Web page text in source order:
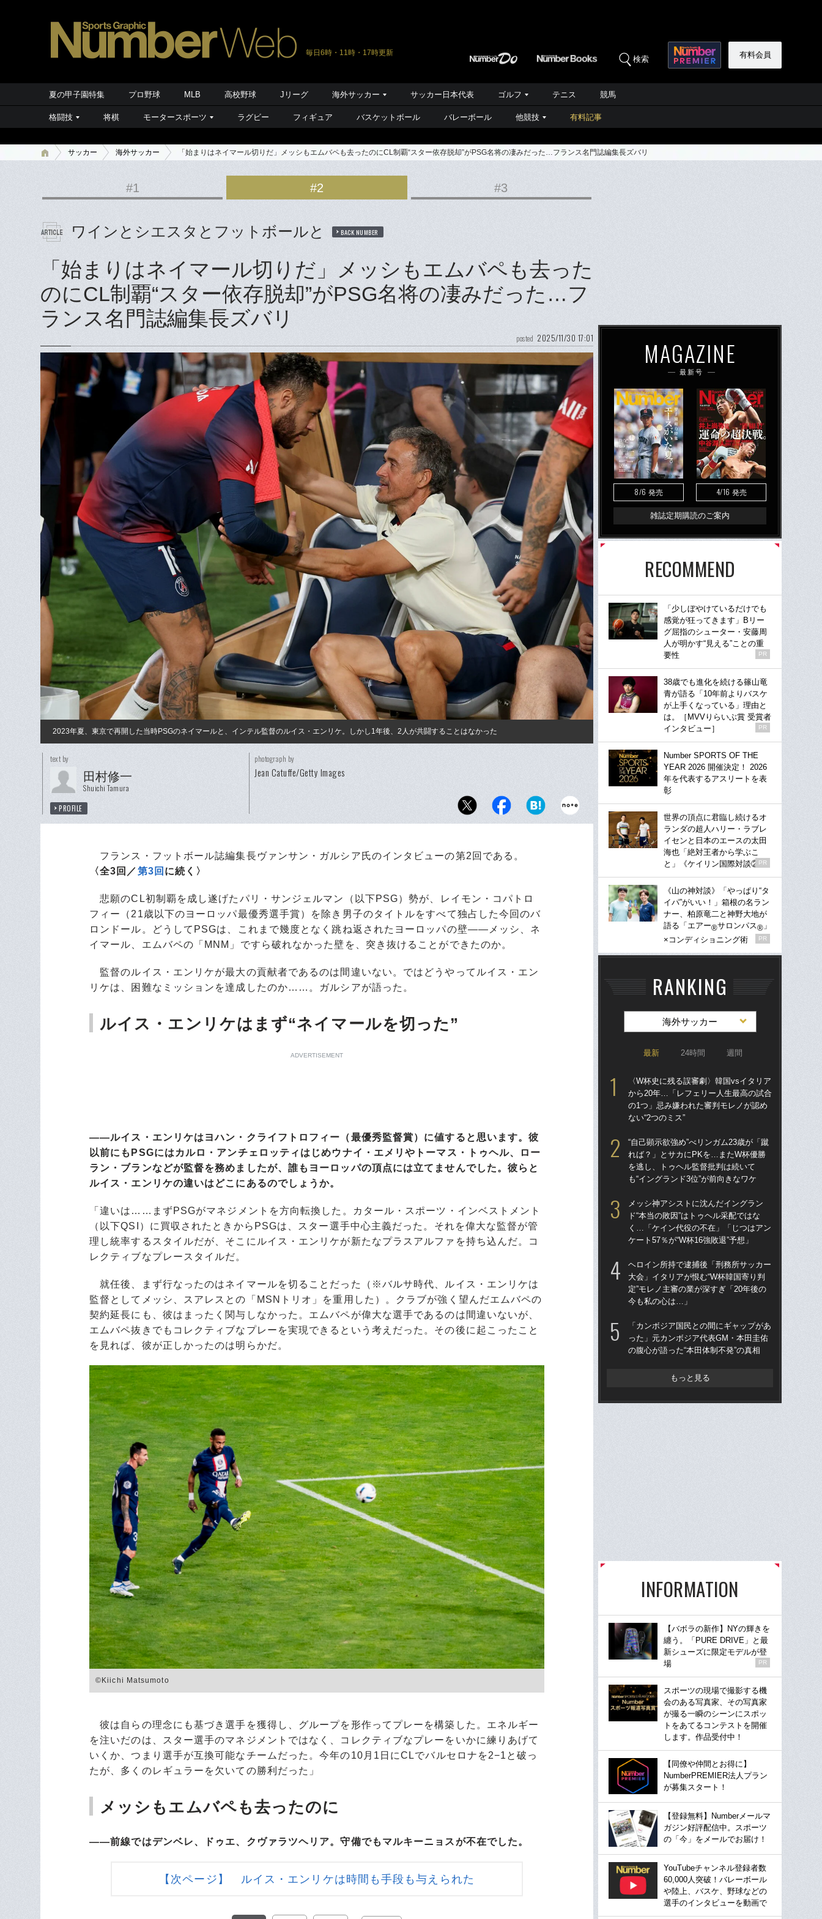
毎日6時・11時・17時更新
検索 有料会員
夏の甲子園特集 プロ野球 MLB 高校野球 Jリーグ 海外サッカー サッカー日本代表 ゴルフ テニス 競馬
格闘技 将棋 モータースポーツ ラグビー フィギュア バスケットボール バレーボール 他競技 有料記事
サッカー 海外サッカー 「始まりはネイマール切りだ」メッシもエムバペも去ったのにCL制覇“スター依存脱却”がPSG名将の凄みだった…フランス名門誌編集長ズバリ
#1 #2 #3
ワインとシエスタとフットボールと BACK NUMBER
「始まりはネイマール切りだ」メッシもエムバペも去った
のにCL制覇“スター依存脱却”がPSG名将の凄みだった…フ
ランス名門誌編集長ズバリ
posted 2025/11/30 17:01
2023年夏、東京で再開した当時PSGのネイマールと、インテル監督のルイス・エンリケ。しかし1年後、2人が共闘することはなかった
text by
田村修一
Shuichi Tamura
PROFILE
photograph by
Jean Catuffe/Getty Images
フランス・フットボール誌編集長ヴァンサン・ガルシア氏のインタビューの第2回である。
〈全3回／ 第3回 に続く〉
悲願のCL初制覇を成し遂げたパリ・サンジェルマン（以下PSG）勢が、レイモン・コパトロ
フィー（21歳以下のヨーロッパ最優秀選手賞）を除き男子のタイトルをすべて独占した今回のバ
ロンドール。どうしてPSGは、これまで幾度となく跳ね返されたヨーロッパの壁――メッシ、ネ
イマール、エムバペの「MNM」ですら破れなかった壁を、突き抜けることができたのか。
監督のルイス・エンリケが最大の貢献者であるのは間違いない。ではどうやってルイス・エン
リケは、困難なミッションを達成したのか……。ガルシアが語った。
ルイス・エンリケはまず“ネイマールを切った”
ADVERTISEMENT
――ルイス・エンリケはヨハン・クライフトロフィー（最優秀監督賞）に値すると思います。彼
以前にもPSGにはカルロ・アンチェロッティはじめウナイ・エメリやトーマス・トゥヘル、ロー
ラン・ブランなどが監督を務めましたが、誰もヨーロッパの頂点には立てませんでした。彼らと
ルイス・エンリケの違いはどこにあるのでしょうか。
「違いは……まずPSGがマネジメントを方向転換した。カタール・スポーツ・インベストメント
（以下QSI）に買収されたときからPSGは、スター選手中心主義だった。それを偉大な監督が管
理し統率するスタイルだが、そこにルイス・エンリケが新たなプラスアルファを持ち込んだ。コ
レクティブなプレースタイルだ。
就任後、まず行なったのはネイマールを切ることだった（※バルサ時代、ルイス・エンリケは
監督としてメッシ、スアレスとの「MSNトリオ」を重用した）。クラブが強く望んだエムバペの
契約延長にも、彼はまったく関与しなかった。エムバペが偉大な選手であるのは間違いないが、
エムバペ抜きでもコレクティブなプレーを実現できるという考えだった。その後に起こったこと
を見れば、彼が正しかったのは明らかだ。
©Kiichi Matsumoto
彼は自らの理念にも基づき選手を獲得し、グループを形作ってプレーを構築した。エネルギー
を注いだのは、スター選手のマネジメントではなく、コレクティブなプレーをいかに練りあげて
いくか、つまり選手が互換可能なチームだった。今年の10月1日にCLでバルセロナを2−1と破っ
たが、多くのレギュラーを欠いての勝利だった」
メッシもエムバペも去ったのに
――前線ではデンベレ、ドゥエ、クヴァラツヘリア。守備でもマルキーニョスが不在でした。
【次ページ】 ルイス・エンリケは時間も手段も与えられた
MAGAZINE
最新号
8/6 発売 4/16 発売
雑誌定期購読のご案内
RECOMMEND
「少しぼやけているだけでも
感覚が狂ってきます」Bリー
グ屈指のシューター・安藤周
人が明かす“見える”ことの重
要性
PR
38歳でも進化を続ける篠山竜
青が語る「10年前よりバスケ
が上手くなっている」理由と
は。［MVVりらいぶ賞 受賞者
インタビュー］
PR
Number SPORTS OF THE
YEAR 2026 開催決定！ 2026
年を代表するアスリートを表
彰
世界の頂点に君臨し続けるオ
ランダの超人ハリー・ラブレ
イセンと日本のエースの太田
海也「絶対王者から学ぶこ
と」《ケイリン国際対談②》
PR
《山の神対談》「やっぱり“タ
イパ”がいい！」箱根の名ラン
ナー、柏原竜二と神野大地が
語る「エアー®サロンパス® 」
×コンディショニング術
PR
RANKING
海外サッカー
最新 24時間 週間
〈W杯史に残る誤審劇〉韓国vsイタリア
から20年…「レフェリー人生最高の試合
の1つ」忌み嫌われた審判モレノが認め
ない“2つのミス”
“自己顕示欲強め”べリンガム23歳が「蹴
れば？」とサカにPKを…またW杯優勝
を逃し、トゥヘル監督批判は続いて
も“イングランド3位”が前向きなワケ
メッシ神アシストに沈んだイングラン
ド“本当の敗因”はトゥヘル采配ではな
く…「ケイン代役の不在」「じつはアン
ケート57％が“W杯16強敗退”予想」
ヘロイン所持で逮捕後「刑務所サッカー
大会」イタリアが恨む“W杯韓国寄り判
定”モレノ主審の業が深すぎ「20年後の
今も私の心は…」
「カンボジア国民との間にギャップがあ
った」元カンボジア代表GM・本田圭佑
の腹心が語った“本田体制不発”の真相
もっと見る
INFORMATION
【バボラの新作】NYの輝きを
纏う。「PURE DRIVE」と最
新シューズに限定モデルが登
場
PR
スポーツの現場で撮影する機
会のある写真家、その写真家
が撮る一瞬のシーンにスポッ
トをあてるコンテストを開催
します。作品受付中！
【同僚や仲間とお得に】
NumberPREMIER法人プラン
が募集スタート！
【登録無料】Numberメールマ
ガジン好評配信中。スポーツ
の「今」をメールでお届け！
YouTubeチャンネル登録者数
60,000人突破！バレーボール
や陸上、バスケ、野球などの
選手のインタビューを動画で